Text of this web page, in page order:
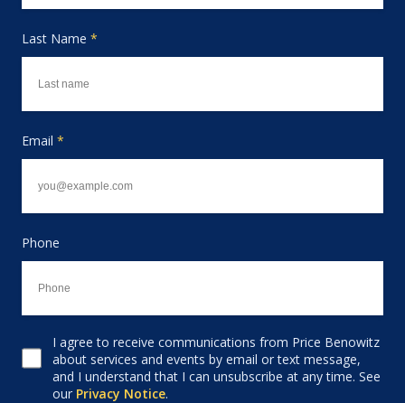
Last Name *
Email *
Phone
Consent to receive email
I agree to receive communications from Price Benowitz
about services and events by email or text message,
and I understand that I can unsubscribe at any time. See
our Privacy Notice.